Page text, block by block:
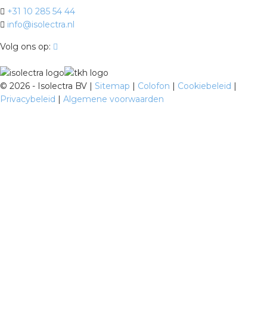
+31 10 285 54 44
info@isolectra.nl
Volg ons op:
© 2026 - Isolectra BV | Sitemap | Colofon | Cookiebeleid |
Privacybeleid | Algemene voorwaarden